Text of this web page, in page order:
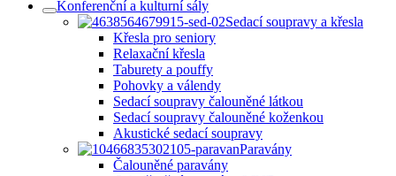
Konferenční a kulturní sály
Sedací soupravy a křesla
Křesla pro seniory
Relaxační křesla
Taburety a pouffy
Pohovky a válendy
Sedací soupravy čalouněné látkou
Sedací soupravy čalouněné koženkou
Akustické sedací soupravy
Paravány
Čalouněné paravány